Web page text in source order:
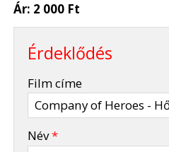
Ár: 2 000 Ft
Érdeklődés
Film címe
Név*